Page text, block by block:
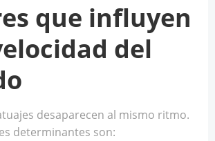
que influyen
del
desaparecen al mismo ritmo.
determinantes son: